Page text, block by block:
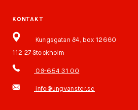
KONTAKT
Kungsgatan 84, box 12660
112 27 Stockholm
08-654 31 00
info@ungvanster.se